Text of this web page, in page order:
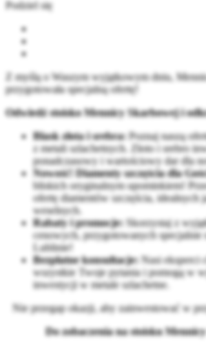
Podziel się
Z myślą o Waszym wyjątkowym dniu,
przygotowała specjalną ofertę!
Odwiedź stoisko Mennicy Skarbowej i
Blask złota i srebra:Poznaj naszą
z metali szlachetnych. Złoto i srebro
ponadczasowy i wartościowy dar dla
Nowość! Diamenty szczęścia dla
bliskich oryginalnym upominkiem!
ofertę diamentów szczęścia, idealnych
weselnych.
Rabaty i promocje: Skorzystaj z
cenowych, przygotowanych specjalnie
Lublinie!
Bezpłatne konsultacje: Nasi eksperci
wszystkie Twoje pytania i pomogą w
inwestycji w metale szlachetne.
Nie przegap okazji, aby zainwestować w
Do zobaczenia na stoisku